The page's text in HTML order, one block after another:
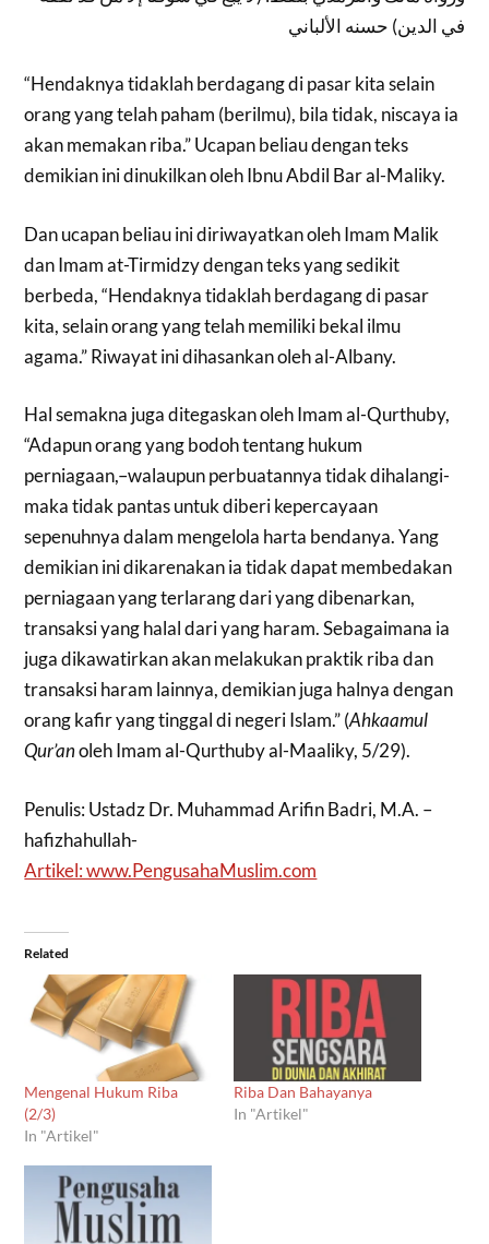
في الدين) حسنه الألباني
“Hendaknya tidaklah berdagang di pasar kita selain
orang yang telah paham (berilmu), bila tidak, niscaya ia
akan memakan riba.” Ucapan beliau dengan teks
demikian ini dinukilkan oleh Ibnu Abdil Bar al-Maliky.
Dan ucapan beliau ini diriwayatkan oleh Imam Malik
dan Imam at-Tirmidzy dengan teks yang sedikit
berbeda, “Hendaknya tidaklah berdagang di pasar
kita, selain orang yang telah memiliki bekal ilmu
agama.” Riwayat ini dihasankan oleh al-Albany.
Hal semakna juga ditegaskan oleh Imam al-Qurthuby,
“Adapun orang yang bodoh tentang hukum
perniagaan,–walaupun perbuatannya tidak dihalangi-
maka tidak pantas untuk diberi kepercayaan
sepenuhnya dalam mengelola harta bendanya. Yang
demikian ini dikarenakan ia tidak dapat membedakan
perniagaan yang terlarang dari yang dibenarkan,
transaksi yang halal dari yang haram. Sebagaimana ia
juga dikawatirkan akan melakukan praktik riba dan
transaksi haram lainnya, demikian juga halnya dengan
orang kafir yang tinggal di negeri Islam.” (Ahkaamul
Qur’anoleh Imam al-Qurthuby al-Maaliky, 5/29).
Penulis: Ustadz Dr. Muhammad Arifin Badri, M.A. –
hafizhahullah-
Artikel: www.PengusahaMuslim.com
Related
Mengenal Hukum Riba
(2/3)
In "Artikel"
Riba Dan Bahayanya
In "Artikel"